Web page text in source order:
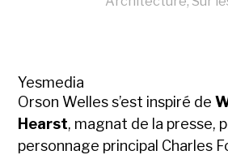
Yesmedia
Orson Welles s’est inspiré de
Hearst, magnat de la presse,
personnage principal Charles